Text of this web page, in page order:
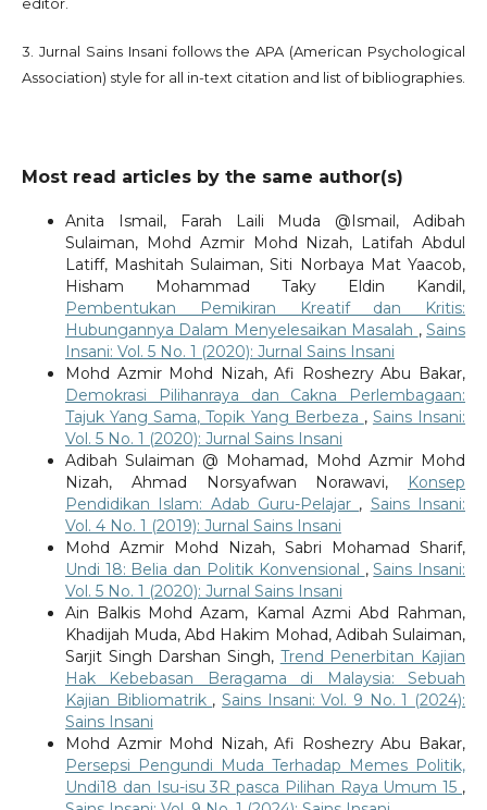
3. Jurnal Sains Insani follows the APA (American Psychological
Association) style for all in-text citation and list of bibliographies.
Most read articles by the same author(s)
Anita Ismail, Farah Laili Muda @Ismail, Adibah
Sulaiman, Mohd Azmir Mohd Nizah, Latifah Abdul
Latiff, Mashitah Sulaiman, Siti Norbaya Mat Yaacob,
Hisham Mohammad Taky Eldin Kandil,
Pembentukan Pemikiran Kreatif dan Kritis:
Hubungannya Dalam Menyelesaikan Masalah ,Sains
Insani: Vol. 5 No. 1 (2020): Jurnal Sains Insani
Mohd Azmir Mohd Nizah, Afi Roshezry Abu Bakar,
Demokrasi Pilihanraya dan Cakna Perlembagaan:
Tajuk Yang Sama, Topik Yang Berbeza , Sains Insani:
Vol. 5 No. 1 (2020): Jurnal Sains Insani
Adibah Sulaiman @ Mohamad, Mohd Azmir Mohd
Nizah, Ahmad Norsyafwan Norawavi,
Konsep
Pendidikan Islam: Adab Guru-Pelajar , Sains Insani:
Vol. 4 No. 1 (2019): Jurnal Sains Insani
Mohd Azmir Mohd Nizah, Sabri Mohamad Sharif,
Undi 18: Belia dan Politik Konvensional ,Sains Insani:
Vol. 5 No. 1 (2020): Jurnal Sains Insani
Ain Balkis Mohd Azam, Kamal Azmi Abd Rahman,
Khadijah Muda, Abd Hakim Mohad, Adibah Sulaiman,
Sarjit Singh Darshan Singh, Trend Penerbitan Kajian
Hak Kebebasan Beragama di Malaysia: Sebuah
Kajian Bibliomatrik ,Sains Insani: Vol. 9 No. 1 (2024):
Sains Insani
Mohd Azmir Mohd Nizah, Afi Roshezry Abu Bakar,
Persepsi Pengundi Muda Terhadap Memes Politik,
Undi18 dan Isu-isu 3R pasca Pilihan Raya Umum 15 ,